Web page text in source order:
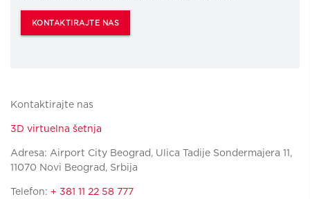
KONTAKTIRAJTE NAS
Kontaktirajte nas
3D virtuelna šetnja
Adresa: Airport City Beograd, Ulica Tadije Sondermajera 11,
11070 Novi Beograd, Srbija
Telefon: + 381 11 22 58 777